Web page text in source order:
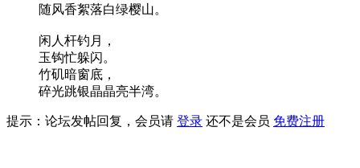
随风香絮落白绿樱山。
闲人杆钓月，
玉钩忙躲闪。
竹矶暗窗底，
碎光跳银晶晶亮半湾。
提示：论坛发帖回复，会员请 登录 还不是会员 免费注册